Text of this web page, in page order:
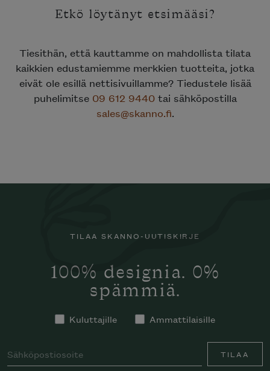
Etkö löytänyt etsimääsi?
Tiesithän, että kauttamme on mahdollista tilata
kaikkien edustamiemme merkkien tuotteita, jotka
eivät ole esillä nettisivuillamme? Tiedustele lisää
puhelimitse 09 612 9440tai sähköpostilla
sales@skanno.fi.
TILAA SKANNO-UUTISKIRJE
100% designia. 0%
spämmiä.
Kuluttajille Ammattilaisille
TILAA